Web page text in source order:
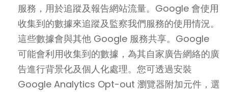
服務，用於追蹤及報告網站流量。Google 會使用
收集到的數據來追蹤及監察我們服務的使用情況。
這些數據會與其他 Google 服務共享。Google
可能會利用收集到的數據，為其自家廣告網絡的廣
告進行背景化及個人化處理。您可透過安裝
Google Analytics Opt-out 瀏覽器附加元件，選